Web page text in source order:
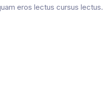
eros lectus cursus lectus.